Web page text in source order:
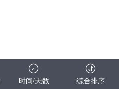
时间/天数 综合排序